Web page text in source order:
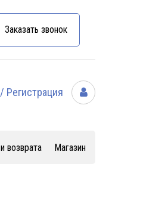
Заказать звонок
Регистрация
возврата Магазин